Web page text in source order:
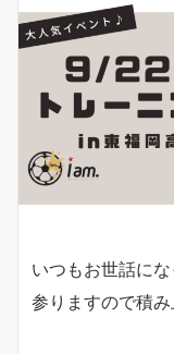
いつもお世話に
参りますので積